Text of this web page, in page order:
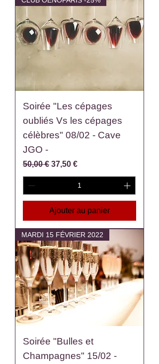
Soirée "Les cépages
oubliés Vs les cépages
célèbres" 08/02 - Cave
JGO -
Prix original
50,00 € Prix promotionnel
37,50 €
Ajouter au panier
MARDI 15 FÉVRIER 2022
Soirée "Bulles et
Champagnes" 15/02 -